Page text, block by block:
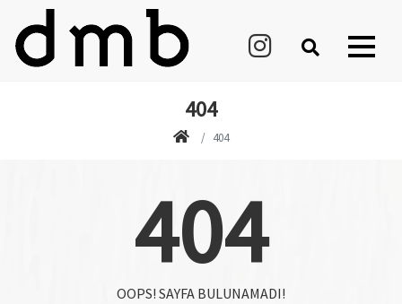
404
404
404
OOPS! SAYFA BULUNAMADI!